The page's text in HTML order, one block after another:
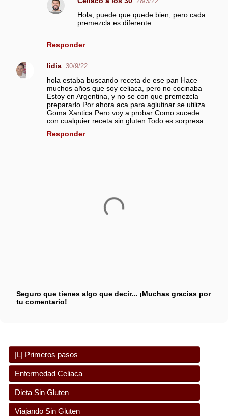
Responder
Hola, puede que quede bien, pero cada
premezcla es diferente.
lidia 30/9/22
hola estaba buscando receta de ese pan Hace
muchos años que soy celiaca, pero no cocinaba
Estoy en Argentina, y no se con que premezcla
prepararlo Por ahora aca para aglutinar se utiliza
Goma Xantica Pero voy a probar Como sucede
con cualquier receta sin gluten Todo es sorpresa
Responder
b
l
n
c
o
m
e
n
t
a
Seguro que tienes algo que decir... ¡Muchas gracias por
tu comentario!
|L| Primeros pasos
Consejos para recién diagnosticados
Enfermedad Celiaca
¿Enfermedad celiaca? ¿Celiaquía?
Síntomas y signos
Dieta Sin Gluten
¿Qué es el Gluten? Utilidades
Viajando Sin Gluten